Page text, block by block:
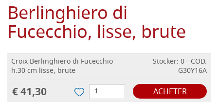
Berlinghiero di
Fucecchio, lisse, brute
Croix Berlinghiero di Fucecchio
h.30 cm lisse, brute
Stocker: 0 - COD.
G30Y16A
€ 41,30 ACHETER